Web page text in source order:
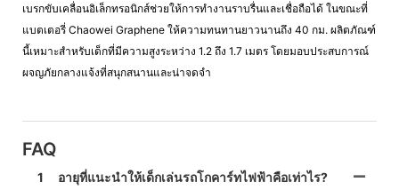
เบรกขับเคลื่อนอิเล็กทรอนิกส์ช่วยให้การทำงานราบรื่นและเชื่อถือได้ ในขณะที่
แบตเตอรี่ Chaowei Graphene ให้ความทนทานยาวนานถึง 40 กม. ผลิตภัณฑ์
นี้เหมาะสำหรับเด็กที่มีความสูงระหว่าง 1.2 ถึง 1.7 เมตร โดยมอบประสบการณ์
ผจญภัยกลางแจ้งที่สนุกสนานและน่าจดจำ
FAQ
1 อายุที่แนะนำให้เด็กเล่นรถโกคาร์ทไฟฟ้าคือเท่าไร?